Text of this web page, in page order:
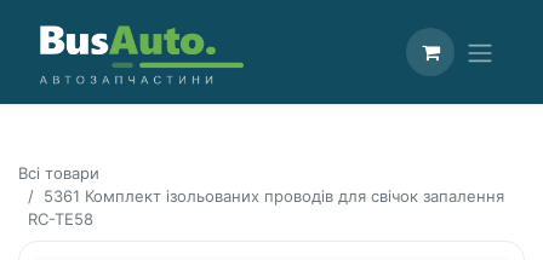
Всі товари
5361 Комплект ізольованих проводів для свічок запалення
RC-TE58